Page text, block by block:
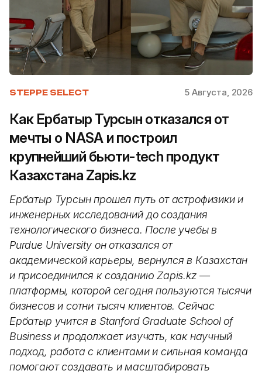
STEPPE SELECT 5 Августа, 2026
Как Ербатыр Турсын отказался от
мечты о NASA и построил
крупнейший бьюти-tech продукт
Казахстана Zapis.kz
Ербатыр Турсын прошел путь от астрофизики и
инженерных исследований до создания
технологического бизнеса. После учебы в
Purdue University он отказался от
академической карьеры, вернулся в Казахстан
и присоединился к созданию Zapis.kz —
платформы, которой сегодня пользуются тысячи
бизнесов и сотни тысяч клиентов. Сейчас
Ербатыр учится в Stanford Graduate School of
Business и продолжает изучать, как научный
подход, работа с клиентами и сильная команда
помогают создавать и масштабировать